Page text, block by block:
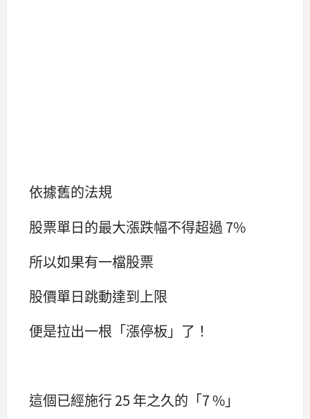
依據舊的法規
股票單日的最大漲跌幅不得超過 7%
所以如果有一檔股票
股價單日跳動達到上限
便是拉出一根「漲停板」了！
這個已經施行 25 年之久的「7 %」